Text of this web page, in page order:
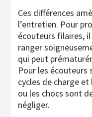
Ces différences
l’entretien. Pour
écouteurs filaires,
ranger
qui peut
Pour les écouteurs
cycles de charge
ou les chocs sont
négliger.